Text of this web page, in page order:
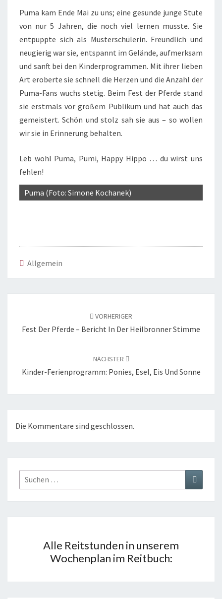
Puma kam Ende Mai zu uns; eine gesunde junge Stute
von nur 5 Jahren, die noch viel lernen musste. Sie
entpuppte sich als Musterschülerin. Freundlich und
neugierig war sie, entspannt im Gelände, aufmerksam
und sanft bei den Kinderprogrammen. Mit ihrer lieben
Art eroberte sie schnell die Herzen und die Anzahl der
Puma-Fans wuchs stetig. Beim Fest der Pferde stand
sie erstmals vor großem Publikum und hat auch das
gemeistert. Schön und stolz sah sie aus – so wollen
wir sie in Erinnerung behalten.
Leb wohl Puma, Pumi, Happy Hippo … du wirst uns
fehlen!
Puma (Foto: Simone Kochanek)
Allgemein
VORHERIGER
Fest Der Pferde – Bericht In Der Heilbronner Stimme
NÄCHSTER
Kinder-Ferienprogramm: Ponies, Esel, Eis Und Sonne
Die Kommentare sind geschlossen.
Suchen
nach:
Suchen
Alle Reitstunden in unserem
Wochenplan im Reitbuch: